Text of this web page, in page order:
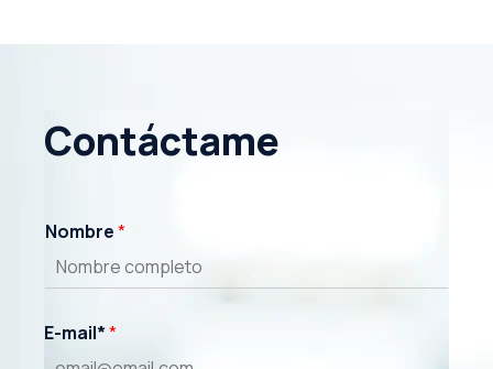
Contáctame
Nombre*
E-mail**